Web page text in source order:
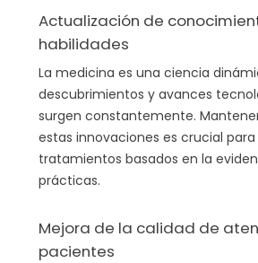
Actualización de
habilidades
La medicina es una ciencia
descubrimientos y avances
surgen constantemente.
estas innovaciones es crucial
tratamientos basados en la
prácticas.
Mejora de la calidad de
pacientes